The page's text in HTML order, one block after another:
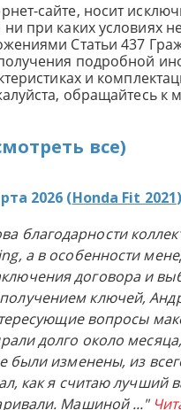
сайте, носит
при каких условиях
Статьи 437
подробной
и
обращайтесь к
все)
2026 (Honda Fit 2021
благодарности
а в особенности
договора и
ключей,
вопросы
долго около
были изменены, из
как я считаю лучший
Машиной..."